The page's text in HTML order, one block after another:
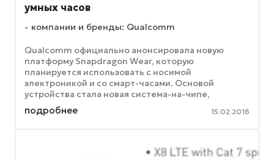
умных часов
компании и бренды: Qualcomm
Qualcomm официально анонсировала новую
платформу Snapdragon Wear, которую
планируется использовать с носимой
электроникой и со смарт-часами. Основой
устройства стала новая система-на-чипе,
получившая название Snapdragon Wear 2100. Как
утверждается, ...
подробнее 15.02.2016